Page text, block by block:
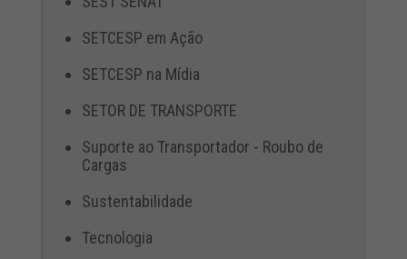
SETCESP em Ação
SETCESP na Mídia
SETOR DE TRANSPORTE
Suporte ao Transportador - Roubo de
Cargas
Sustentabilidade
Tecnologia